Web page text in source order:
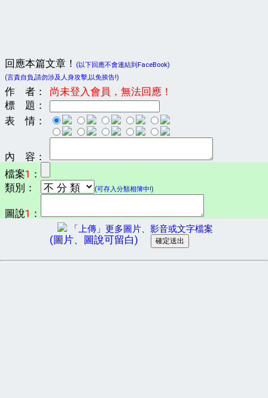
回應本篇文章！
(以下回應不會連結到FaceBook)
(言責自負,請勿涉及人身攻擊,以免挨告!)
作 者：
尚未登入會員，無法回應！
標 題：
表 情：
內 容：
檔案1 ：
類別：
(可存入分類相簿中!)
圖說1 ：
「上傳」更多圖片、影音或文字檔案
(圖片、圖說可留白)